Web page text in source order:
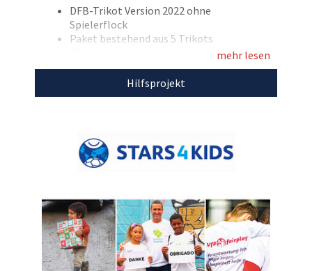
damit Stars4Kids unterstützen!
Entdecken Sie bei uns auch
für den guten
Zweck!
DFB-Trikot Version 2022 ohne
Spielerflock
Paket bestehend aus 5 Trikots
Die Größen können aus 128, 140, 152, M, L,
XL, XXL, XXXL frei gewählt werden
Marke: adidas
Mit dem Erlös dieser Auktion unterstützen wir
Stars4Kids.
mehr lesen
Hilfsprojekt